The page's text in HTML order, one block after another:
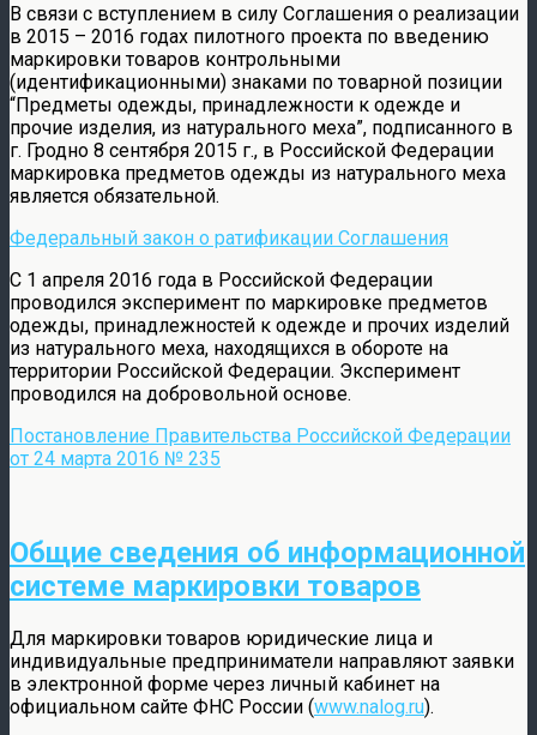
В связи с вступлением в силу Соглашения о реализации
в 2015 – 2016 годах пилотного проекта по введению
маркировки товаров контрольными
(идентификационными) знаками по товарной позиции
“Предметы одежды, принадлежности к одежде и
прочие изделия, из натурального меха”, подписанного в
г. Гродно 8 сентября 2015 г., в Российской Федерации
маркировка предметов одежды из натурального меха
является обязательной.
Федеральный закон о ратификации Соглашения
С 1 апреля 2016 года в Российской Федерации
проводился эксперимент по маркировке предметов
одежды, принадлежностей к одежде и прочих изделий
из натурального меха, находящихся в обороте на
территории Российской Федерации. Эксперимент
проводился на добровольной основе.
Постановление Правительства Российской Федерации
от 24 марта 2016 № 235
Общие сведения об информационной
системе маркировки товаров
Для маркировки товаров юридические лица и
индивидуальные предприниматели направляют заявки
в электронной форме через личный кабинет на
официальном сайте ФНС России (www.nalog.ru).